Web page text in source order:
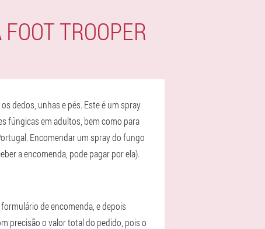
TROOPER
dedos, unhas e pés. Este é um spray
fúngicas em adultos, bem como para
Encomendar um spray do fungo
a encomenda, pode pagar por ela).
de encomenda, e depois
precisão o valor total do pedido, pois o